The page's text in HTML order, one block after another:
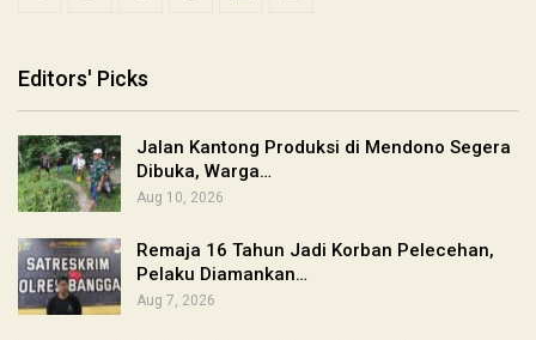
Editors' Picks
Jalan Kantong Produksi di Mendono Segera
Dibuka, Warga…
Aug 10, 2026
Remaja 16 Tahun Jadi Korban Pelecehan,
Pelaku Diamankan…
Aug 7, 2026